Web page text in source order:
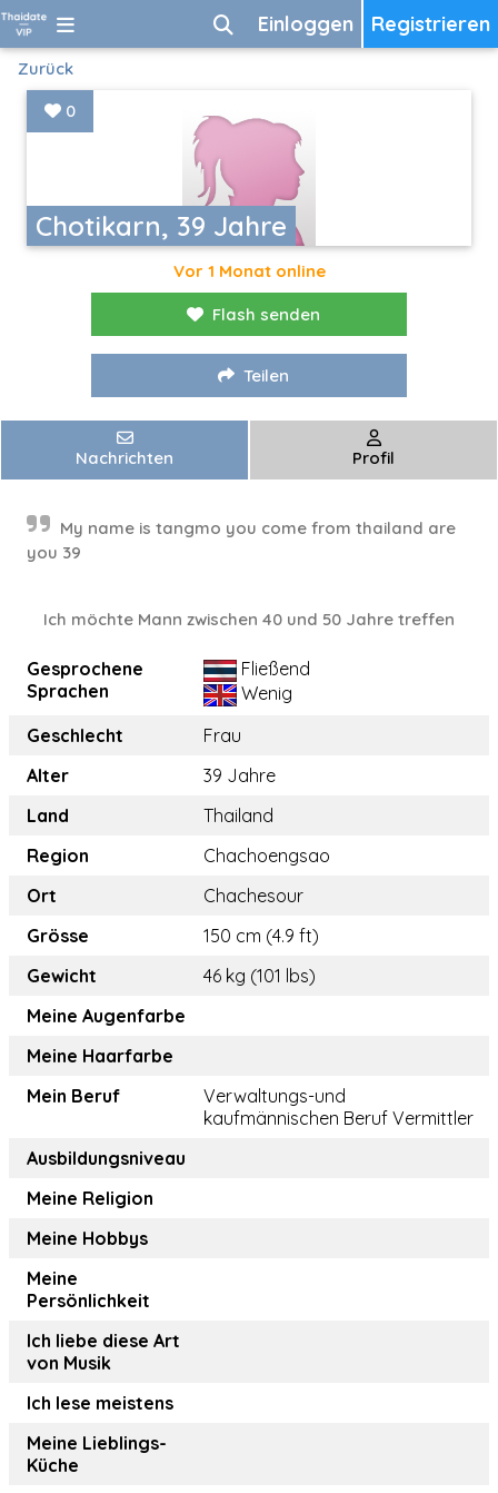
Registrieren
Einloggen
Zurück
Chotikarn, 39 Jahre
0
Vor 1 Monat online
Flash senden
Teilen
Nachrichten Profil
My name is tangmo you come from thailand are
you 39
Ich möchte Mann zwischen 40 und 50 Jahre treffen
Gesprochene
Sprachen
Fließend
Wenig
Geschlecht
Frau
Alter
39 Jahre
Land
Thailand
Region
Chachoengsao
Ort
Chachesour
Grösse
150 cm (4.9 ft)
Gewicht
46 kg (101 lbs)
Meine Augenfarbe
Meine Haarfarbe
Mein Beruf
Verwaltungs-und
kaufmännischen Beruf Vermittler
Ausbildungsniveau
Meine Religion
Meine Hobbys
Meine
Persönlichkeit
Ich liebe diese Art
von Musik
Ich lese meistens
Meine Lieblings-
Küche